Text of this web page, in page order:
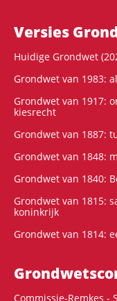
Versies
Huidige Grondwet
Grondwet van 1983:
Grondwet van 1917:
kiesrecht
Grondwet van 1887:
Grondwet van 1848:
Grondwet van 1840:
Grondwet van 1815:
koninkrijk
Grondwet van 1814:
Commissie-Remkes -